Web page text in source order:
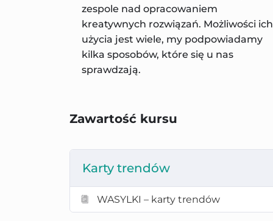
– określenia zachować użytkowników/
zespole nad opracowaniem
kreatywnych rozwiązań. Możliwości ich
użycia jest wiele, my podpowiadamy
kilka sposobów, które się u nas
sprawdzają.
Zawartość kursu
Karty trendów
WASYLKI – karty trendów